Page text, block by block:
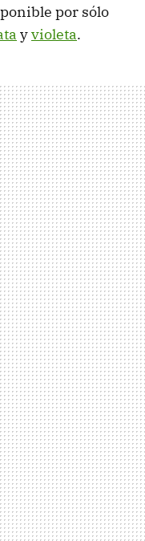
por sólo
yvioleta.